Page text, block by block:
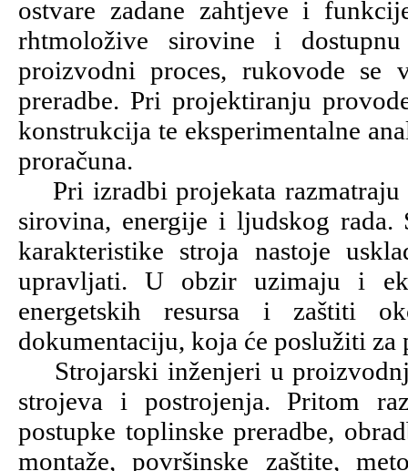
ostvare zadane zahtjeve i
rhtmoložive sirovine i
proizvodni proces, rukovode se
preradbe. Pri projektiranju
konstrukcija te eksperimentalne
proračuna.
Pri izradbi projekata razmatraju
sirovina, energije i ljudskog rada.
karakteristike stroja nastoje
upravljati. U obzir uzimaju i
energetskih resursa i zaštiti
dokumentaciju, koja će poslužiti
Strojarski inženjeri u
strojeva i postrojenja. Pritom
postupke toplinske preradbe,
montaže, površinske zaštite,